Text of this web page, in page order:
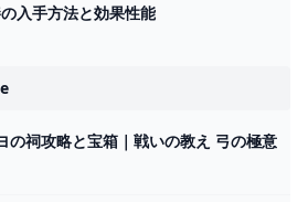
入手方法と効果性能
の祠攻略と宝箱｜戦いの教え 弓の極意